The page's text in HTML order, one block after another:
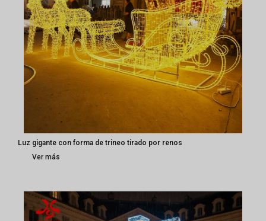
Luz gigante con forma de trineo tirado por renos
Ver más